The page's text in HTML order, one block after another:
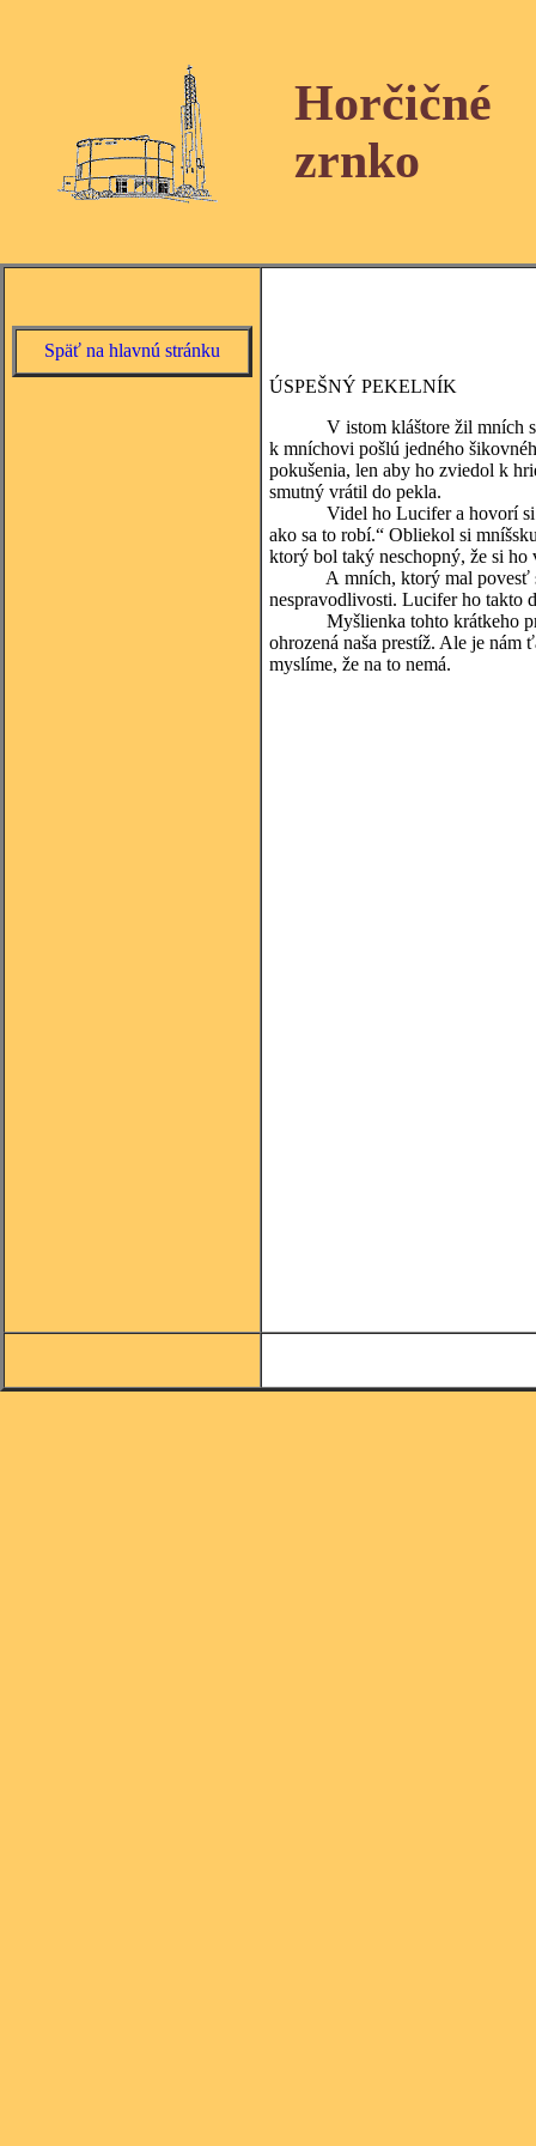
Horčičné
zrnko
Späť na hlavnú stránku
ÚSPEŠNÝ PEKELNÍK
V istom kláštore žil mních
k mníchovi pošlú jedného
pokušenia, len aby ho zviedol k
smutný vrátil do pekla.
Videl ho Lucifer a hovorí si:
ako sa to robí.“ Obliekol si
ktorý bol taký neschopný, že si ho
A mních, ktorý mal povesť
nespravodlivosti. Lucifer ho takto
Myšlienka tohto krátkeho
ohrozená naša prestíž. Ale je
myslíme, že na to nemá.